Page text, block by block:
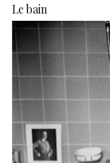
Le bain